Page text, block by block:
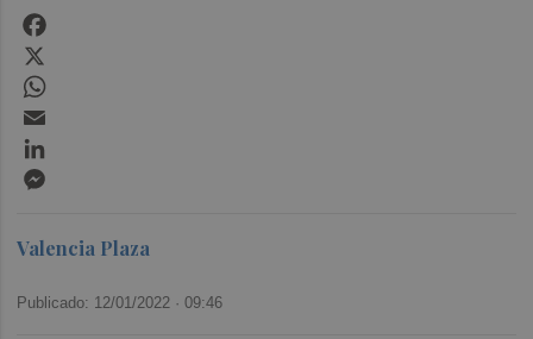
Valencia Plaza
Publicado: 12/01/2022 ·09:46